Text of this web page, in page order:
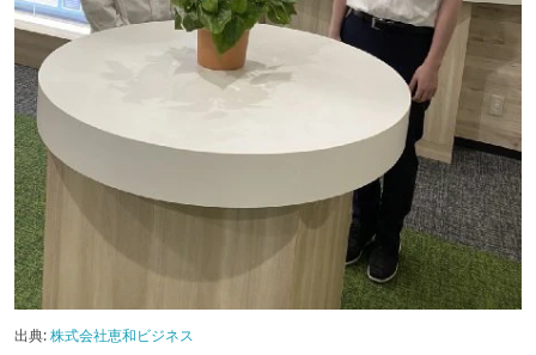
出典:株式会社恵和ビジネス